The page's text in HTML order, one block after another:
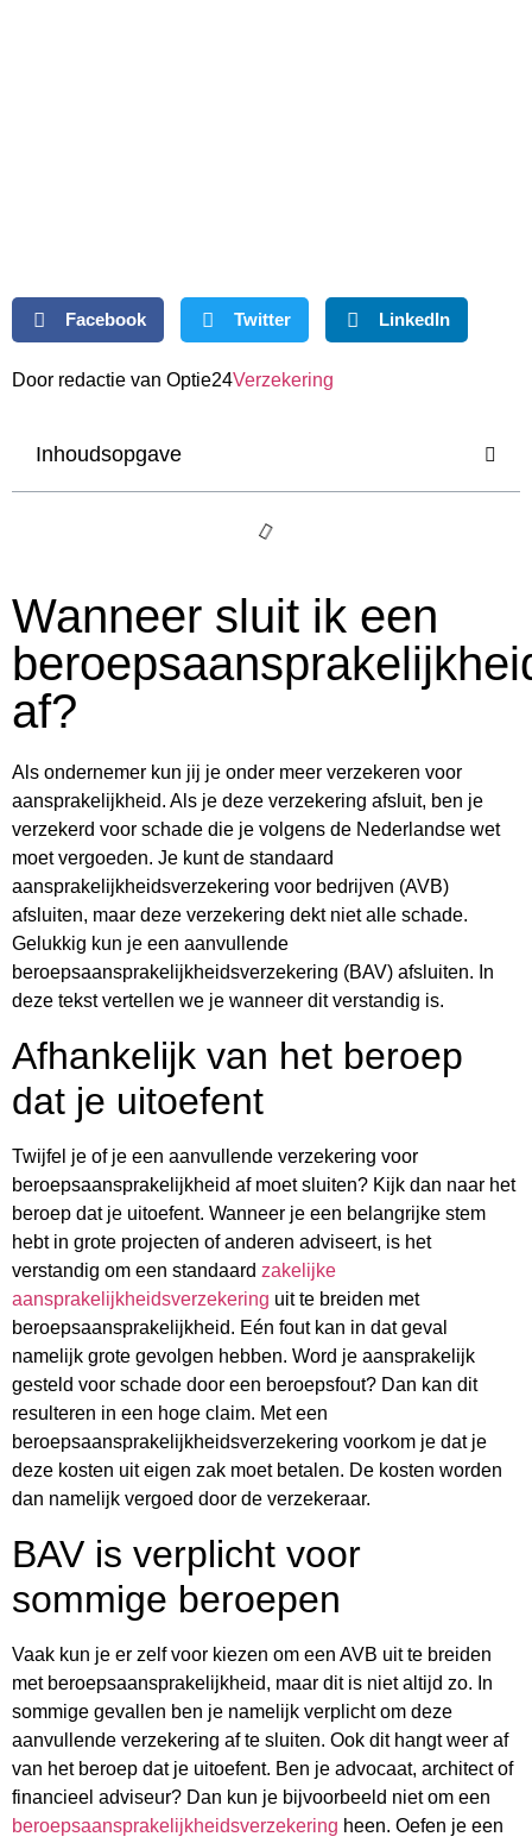
Facebook Twitter LinkedIn
Door redactie van Optie24Verzekering
Inhoudsopgave
Wanneer sluit ik een
af?
Als ondernemer kun jij je onder meer verzekeren voor
aansprakelijkheid. Als je deze verzekering afsluit, ben je
verzekerd voor schade die je volgens de Nederlandse wet
moet vergoeden. Je kunt de standaard
aansprakelijkheidsverzekering voor bedrijven (AVB)
afsluiten, maar deze verzekering dekt niet alle schade.
Gelukkig kun je een aanvullende
beroepsaansprakelijkheidsverzekering (BAV) afsluiten. In
deze tekst vertellen we je wanneer dit verstandig is.
Afhankelijk van het beroep
dat je uitoefent
Twijfel je of je een aanvullende verzekering voor
beroepsaansprakelijkheid af moet sluiten? Kijk dan naar het
beroep dat je uitoefent. Wanneer je een belangrijke stem
hebt in grote projecten of anderen adviseert, is het
verstandig om een standaard zakelijke
aansprakelijkheidsverzekering uit te breiden met
beroepsaansprakelijkheid. Eén fout kan in dat geval
namelijk grote gevolgen hebben. Word je aansprakelijk
gesteld voor schade door een beroepsfout? Dan kan dit
resulteren in een hoge claim. Met een
beroepsaansprakelijkheidsverzekering voorkom je dat je
deze kosten uit eigen zak moet betalen. De kosten worden
dan namelijk vergoed door de verzekeraar.
BAV is verplicht voor
sommige beroepen
Vaak kun je er zelf voor kiezen om een AVB uit te breiden
met beroepsaansprakelijkheid, maar dit is niet altijd zo. In
sommige gevallen ben je namelijk verplicht om deze
aanvullende verzekering af te sluiten. Ook dit hangt weer af
van het beroep dat je uitoefent. Ben je advocaat, architect of
financieel adviseur? Dan kun je bijvoorbeeld niet om een
beroepsaansprakelijkheidsverzekering heen. Oefen je een